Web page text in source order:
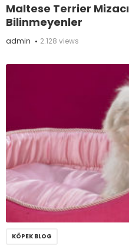
Maltese Terrier
Bilinmeyenler
admin 2.128 views
KÖPEK BLOG